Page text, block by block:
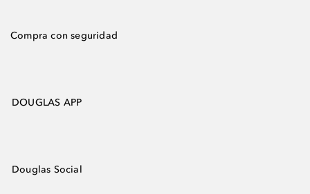
Compra con seguridad
DOUGLAS APP
Douglas Social